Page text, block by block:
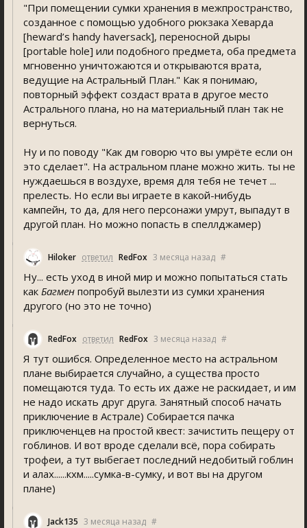
"При помещении сумки хранения в межпространство,
созданное с помощью удобного рюкзака Хеварда
[heward’s handy haversack], переносной дыры
[portable hole] или подобного предмета, оба предмета
мгновенно уничтожаются и открываются врата,
ведущие на Астральный План." Как я понимаю,
повторный эффект создаст врата в другое место
Астрального плана, но на материальный план так не
вернуться.
Ну и по поводу "Как дм говорю что вы умрёте если он
это сделает". На астральном плане можно жить. ты не
нуждаешься в воздухе, время для тебя не течет ...
прелесть. Но если вы играете в какой-нибудь
кампейн, то да, для него персонажи умрут, выпадут в
другой план. Но можно попасть в спеллджамер)
Hiloker ответил RedFox 3 месяца назад #
Ну... есть уход в иной мир и можно попытаться стать
как Багмен попробуй вылезти из сумки хранения
другого (но это не точно)
RedFox ответил RedFox 3 месяца назад #
Я тут ошибся. Определенное место на астральном
плане выбирается случайно, а существа просто
помещаются туда. То есть их даже не раскидает, и им
не надо искать друг друга. Занятный способ начать
приключение в Астрале) Собирается пачка
приключенцев на простой квест: зачистить пещеру от
гоблинов. И вот вроде сделали всё, пора собирать
трофеи, а тут выбегает последний недобитый гоблин
и алах......кхм.....сумка-в-сумку, и вот вы на другом
плане)
Jack135 3 месяца назад #